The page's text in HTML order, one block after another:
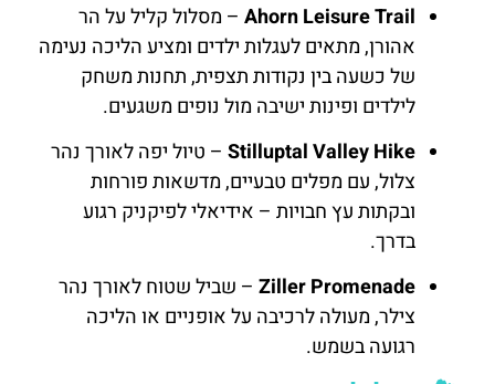
Ahorn Leisure Trail – מסלול קליל על הר
אהורן, מתאים לעגלות ילדים ומציע הליכה נעימה
של כשעה בין נקודות תצפית, תחנות משחק
לילדים ופינות ישיבה מול נופים משגעים.
Stilluptal Valley Hike – טיול יפה לאורך נהר
צלול, עם מפלים טבעיים, מדשאות פורחות
ובקתות עץ חבויות – אידיאלי לפיקניק רגוע
בדרך.
Ziller Promenade – שביל שטוח לאורך נהר
צילר, מעולה לרכיבה על אופניים או הליכה
רגועה בשמש.